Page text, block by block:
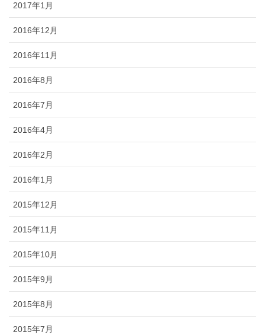
2017年1月
2016年12月
2016年11月
2016年8月
2016年7月
2016年4月
2016年2月
2016年1月
2015年12月
2015年11月
2015年10月
2015年9月
2015年8月
2015年7月